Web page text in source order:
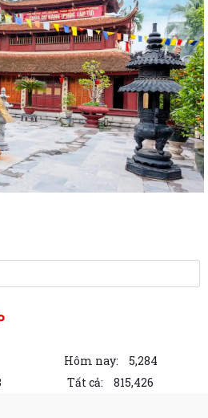
ĐỐI TƯỢNG 4...
ngày 31/7/2026 của UBND xã Việt
tuyển...
31/7/2026 của UBND xã Việt Khê
ngày 31/7/2026 Niêm yết về việc
quyết...
ngày 30/7/2026 của UBND xã Việt Khê
ngày 30/7/2026 của UBND xã Việt Khê
sóc sức...
29/7/2026 về việc thực hiện chương
Hôm nay:
5,284
Tất cả: 815,426